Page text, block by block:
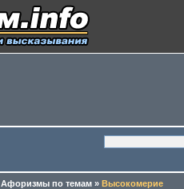
Афоризмы по темам » Высокомерие